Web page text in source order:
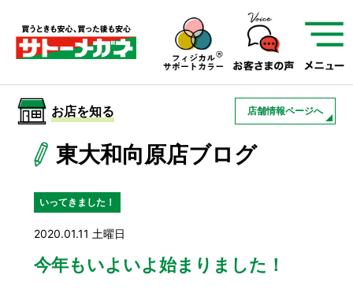
サトーメガネを知る
サトーメガネについて
01 サトーメガネの遠近
検査・フィッティング
03 アフターサービス
お店を知る
サービスを知る
お店を知る 店舗情報ページへ
東大和向原店ブログ
いってきました！
2020.01.11 土曜日
今年もいよいよ始まりました！